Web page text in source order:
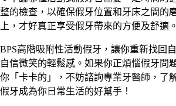
整的檢查，以確保假牙位置和牙床之間的
上，才好真正享受假牙帶來的方便及舒適。
BPS高階吸附性活動假牙，讓你重新找回
自信微笑的輕鬆感。如果你正煩惱假牙問
你「卡卡的」，不妨諮詢專業牙醫師，了
假牙成為你日常生活的好幫手！